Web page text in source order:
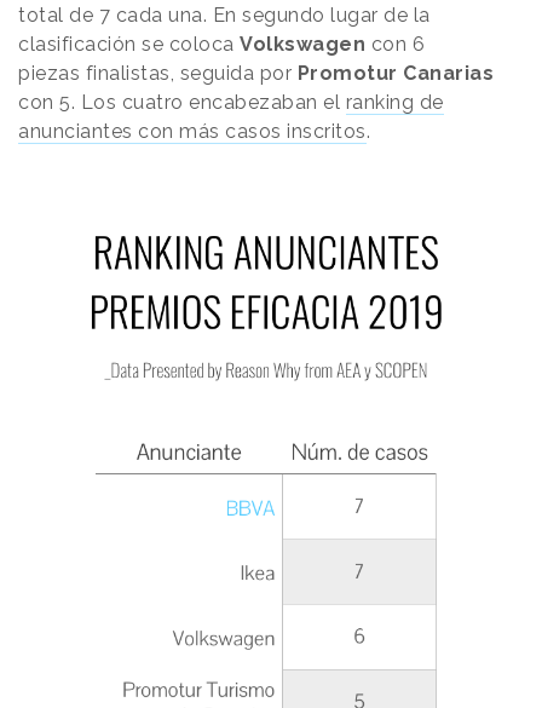
total de 7 cada una. En segundo lugar de la
clasificación se coloca Volkswagen con 6
piezas finalistas, seguida por Promotur Canarias
con 5. Los cuatro encabezaban el ranking de
anunciantes con más casos inscritos.